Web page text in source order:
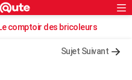
Rechercher
comptoir des bricoleurs
Sujet Suivant